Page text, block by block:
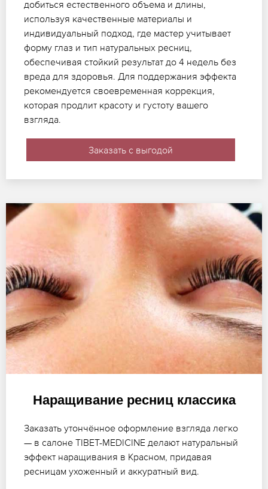
добиться естественного объема и длины,
используя качественные материалы и
индивидуальный подход, где мастер учитывает
форму глаз и тип натуральных ресниц,
обеспечивая стойкий результат до 4 недель без
вреда для здоровья. Для поддержания эффекта
рекомендуется своевременная коррекция,
которая продлит красоту и густоту вашего
взгляда.
Заказать с выгодой
Наращивание ресниц классика
Заказать утончённое оформление взгляда легко
— в салоне TIBET-MEDICINE делают натуральный
эффект наращивания в Красном, придавая
ресницам ухоженный и аккуратный вид.